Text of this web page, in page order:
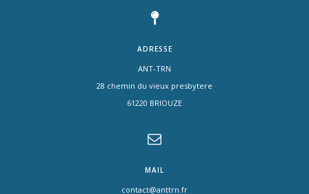
ADRESSE
ANT-TRN
28 chemin du vieux presbytere
61220 BRIOUZE
MAIL
contact@anttrn.fr